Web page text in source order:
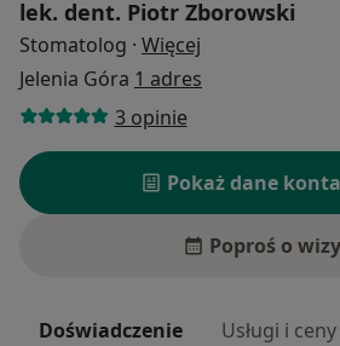
lek. dent. Piotr Zborowski
Stomatolog · Więcej
Jelenia Góra 1 adres
3 opinie
Pokaż dane
Poproś o
Doświadczenie Usługi i ceny